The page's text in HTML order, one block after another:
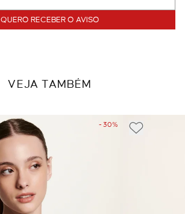
QUERO RECEBER O AVISO
VEJA TAMBÉM
- 30%